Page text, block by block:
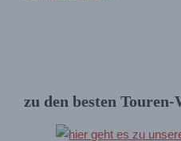
zu den besten Touren-